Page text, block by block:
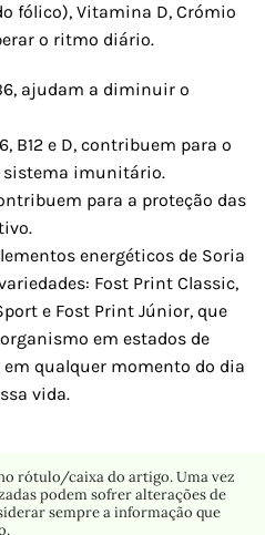
fólico), Vitamina D, Crómio
o ritmo diário.
ajudam a diminuir o
B12 e D, contribuem para o
imunitário.
para a proteção das
energéticos de Soria
Fost Print Classic,
e Fost Print Júnior, que
em estados de
qualquer momento do dia
vida.
rótulo/caixa do artigo. Uma vez
podem sofrer alterações de
sempre a informação que